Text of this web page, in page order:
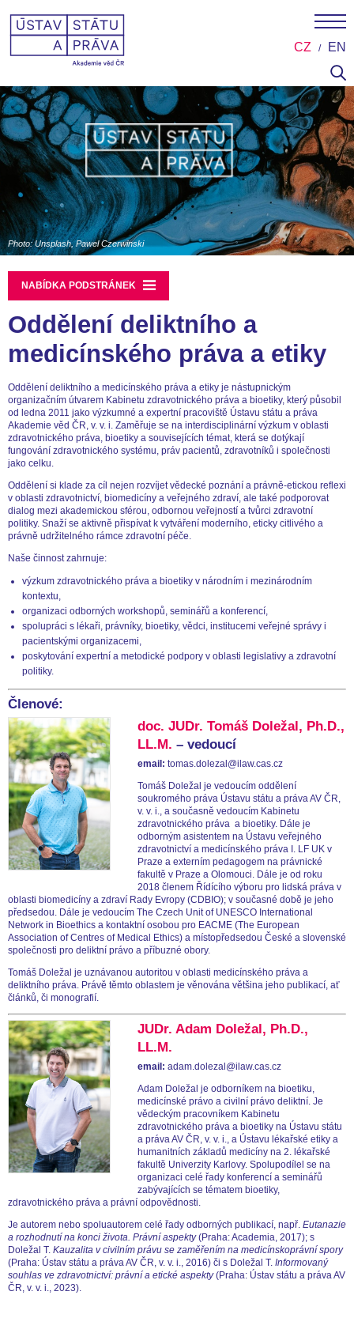
CZ EN
Photo: Unsplash, Pawel Czerwinski
NABÍDKA PODSTRÁNEK
Oddělení deliktního a
medicínského práva a etiky
Oddělení deliktního a medicínského práva a etiky je nástupnickým
organizačním útvarem Kabinetu zdravotnického práva a bioetiky, který působil
od ledna 2011 jako výzkumné a expertní pracoviště Ústavu státu a práva
Akademie věd ČR, v. v. i. Zaměřuje se na interdisciplinární výzkum v oblasti
zdravotnického práva, bioetiky a souvisejících témat, která se dotýkají
fungování zdravotnického systému, práv pacientů, zdravotníků i společnosti
jako celku.
Oddělení si klade za cíl nejen rozvíjet vědecké poznání a právně-etickou reflexi
v oblasti zdravotnictví, biomedicíny a veřejného zdraví, ale také podporovat
dialog mezi akademickou sférou, odbornou veřejností a tvůrci zdravotní
politiky. Snaží se aktivně přispívat k vytváření moderního, eticky citlivého a
právně udržitelného rámce zdravotní péče.
Naše činnost zahrnuje:
výzkum zdravotnického práva a bioetiky v národním i mezinárodním
kontextu,
organizaci odborných workshopů, seminářů a konferencí,
spolupráci s lékaři, právníky, bioetiky, vědci, institucemi veřejné správy i
pacientskými organizacemi,
poskytování expertní a metodické podpory v oblasti legislativy a zdravotní
politiky.
Členové:
doc. JUDr. Tomáš Doležal, Ph.D.,
LL.M. – vedoucí
email: tomas.dolezal@ilaw.cas.cz
Tomáš Doležal je vedoucím oddělení
soukromého práva Ústavu státu a práva AV ČR,
v. v. i., a současně vedoucím Kabinetu
zdravotnického práva a bioetiky. Dále je
odborným asistentem na Ústavu veřejného
zdravotnictví a medicínského práva I. LF UK v
Praze a externím pedagogem na právnické
fakultě v Praze a Olomouci. Dále je od roku
2018 členem Řídícího výboru pro lidská práva v
oblasti biomedicíny a zdraví Rady Evropy (CDBIO); v současné době je jeho
předsedou. Dále je vedoucím The Czech Unit of UNESCO International
Network in Bioethics a kontaktní osobou pro EACME (The European
Association of Centres of Medical Ethics) a místopředsedou České a slovenské
společnosti pro deliktní právo a příbuzné obory.
Tomáš Doležal je uznávanou autoritou v oblasti medicínského práva a
deliktního práva. Právě těmto oblastem je věnována většina jeho publikací, ať
článků, či monografií.
JUDr. Adam Doležal, Ph.D.,
LL.M.
email: adam.dolezal@ilaw.cas.cz
Adam Doležal je odborníkem na bioetiku,
medicínské právo a civilní právo deliktní. Je
vědeckým pracovníkem Kabinetu
zdravotnického práva a bioetiky na Ústavu státu
a práva AV ČR, v. v. i., a Ústavu lékařské etiky a
humanitních základů medicíny na 2. lékařské
fakultě Univerzity Karlovy. Spolupodílel se na
organizaci celé řady konferencí a seminářů
zabývajících se tématem bioetiky,
zdravotnického práva a právní odpovědnosti.
Je autorem nebo spoluautorem celé řady odborných publikací, např. Eutanazie
a rozhodnutí na konci života. Právní aspekty(Praha: Academia, 2017); s
Doležal T. Kauzalita v civilním právu se zaměřením na medicínskoprávní spory
(Praha: Ústav státu a práva AV ČR, v. v. i., 2016) či s Doležal T. Informovaný
souhlas ve zdravotnictví: právní a etické aspekty(Praha: Ústav státu a práva AV
ČR, v. v. i., 2023).